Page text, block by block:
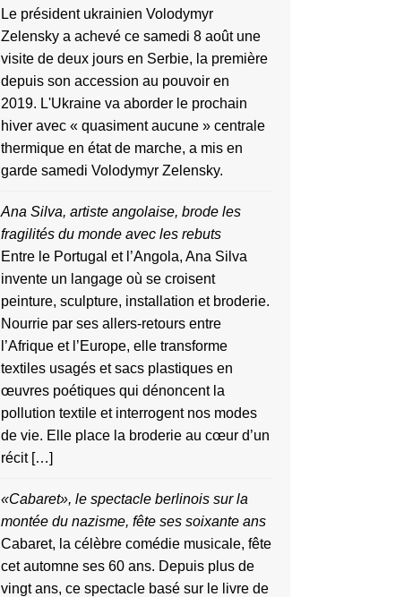
Le président ukrainien Volodymyr
Zelensky a achevé ce samedi 8 août une
visite de deux jours en Serbie, la première
depuis ​son accession au pouvoir ‌en
2019. L'Ukraine va aborder le prochain
hiver avec « quasiment aucune » centrale
thermique en état de marche, a mis en
garde samedi Volodymyr Zelensky.
Ana Silva, artiste angolaise, brode les
fragilités du monde avec les rebuts
Entre le Portugal et l’Angola, Ana Silva
invente un langage où se croisent
peinture, sculpture, installation et broderie.
Nourrie par ses allers-retours entre
l’Afrique et l’Europe, elle transforme
textiles usagés et sacs plastiques en
œuvres poétiques qui dénoncent la
pollution textile et interrogent nos modes
de vie. Elle place la broderie au cœur d’un
récit […]
«Cabaret», le spectacle berlinois sur la
montée du nazisme, fête ses soixante ans
Cabaret, la célèbre comédie musicale, fête
cet automne ses 60 ans. Depuis plus de
vingt ans, ce spectacle basé sur le livre de